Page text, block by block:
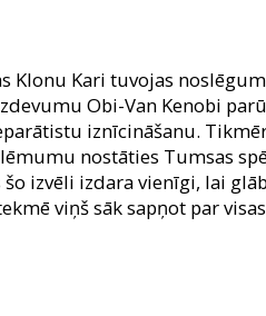
Klonu Kari tuvojas
Obi-Van Kenobi
iznīcināšanu.
nostāties Tumsas
izvēli izdara vienīgi, lai
viņš sāk sapņot par
Natalie Portman,